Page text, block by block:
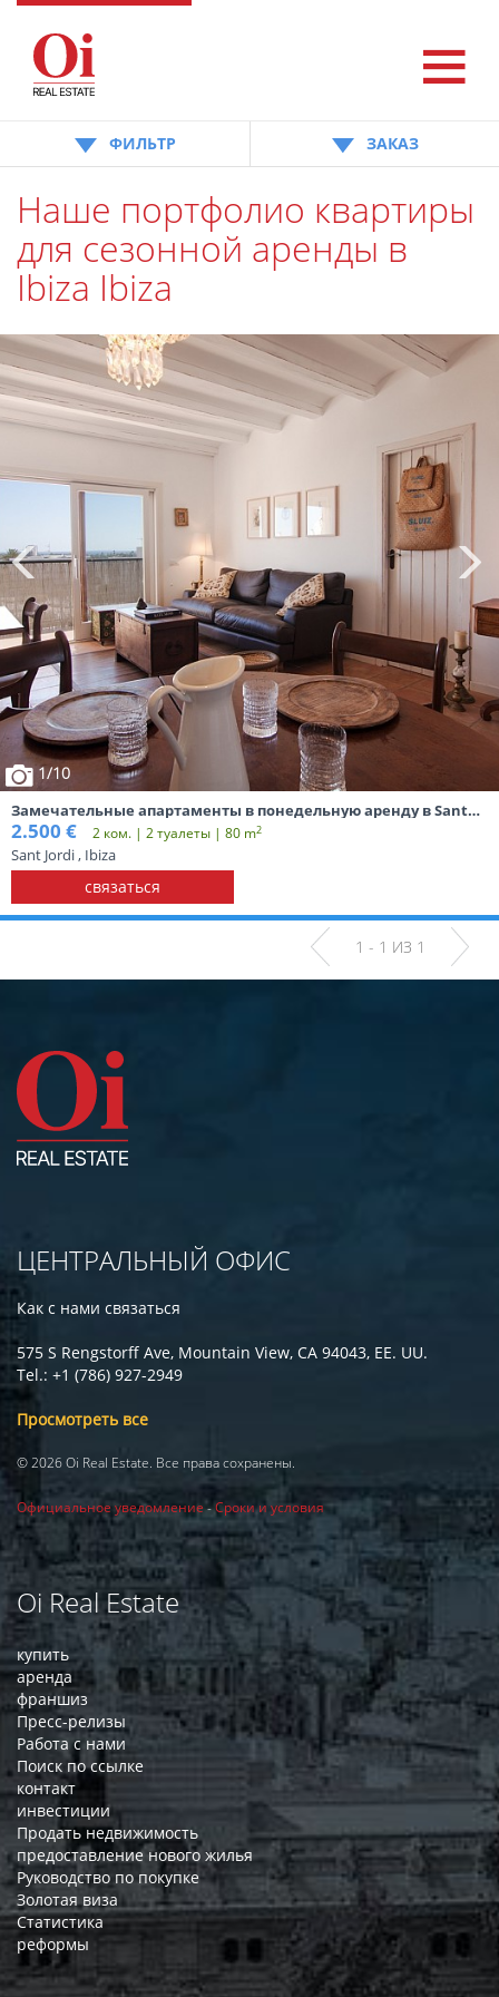
ФИЛЬТР ЗАКАЗ
Наше портфолио квартиры
для сезонной аренды в
Ibiza Ibiza
1/10
Замечательные апартаменты в понедельную аренду в Sant
Jordi, Ибица
2.500 € 2 ком. | 2 туалеты | 80 m2
Sant Jordi , Ibiza
связаться
1 - 1 ИЗ 1
ЦЕНТРАЛЬНЫЙ ОФИС
Как с нами связаться
575 S Rengstorff Ave, Mountain View, CA 94043, EE. UU.
Tel.: +1 (786) 927-2949
Просмотреть все
© 2026 Oi Real Estate. Все права сохранены.
Официальное уведомление -Сроки и условия
Oi Real Estate
купить
аренда
франшиз
Пресс-релизы
Работа с нами
Поиск по ссылке
контакт
инвестиции
Продать недвижимость
предоставление нового жилья
Руководство по покупке
Золотая виза
Статистика
реформы